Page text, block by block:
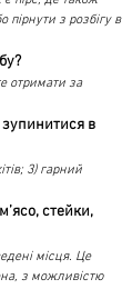
з розбігу в
отримати за
в
3) гарний
стейки,
місця. Це
з можливістю